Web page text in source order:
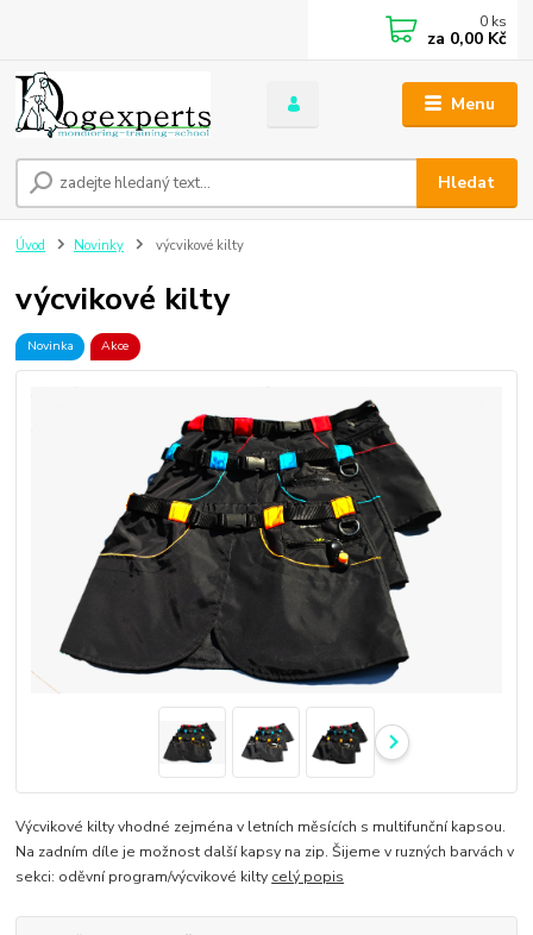
Menu
Hledat
0 ks
za 0,00 Kč
Úvod Novinky výcvikové kilty
výcvikové kilty
Novinka Akce
Výcvikové kilty vhodné zejména v letních měsících s multifunční kapsou.
Na zadním díle je možnost další kapsy na zip. Šijeme v ruzných barvách v
sekci: oděvní program/výcvikové kilty celý popis